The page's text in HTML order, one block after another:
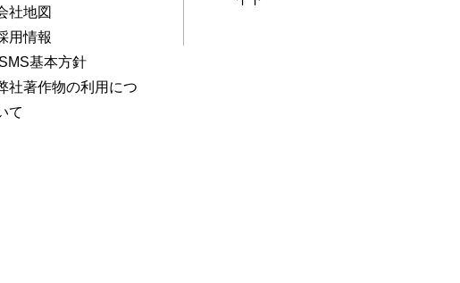
社地図
用情報
ISMS基本方針
社著作物の利用につ
て